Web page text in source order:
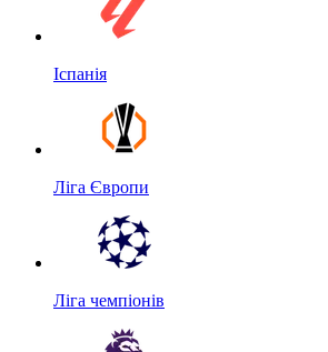
Іспанія
Ліга Європи
Ліга чемпіонів